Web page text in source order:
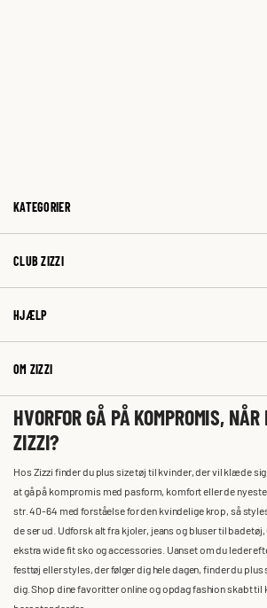
KATEGORIER
CLUB ZIZZI
HJÆLP
OM ZIZZI
HVORFOR GÅ PÅ KOMPROMIS,
ZIZZI?
Hos Zizzi finder du plus size tøj til kvinder, der vil klæde
at gå på kompromis med pasform, komfort eller de
str. 40-64 med forståelse for den kvindelige krop, så
de ser ud. Udforsk alt fra kjoler, jeans og bluser til
ekstra wide fit sko og accessories. Uanset om du leder
festtøj eller styles, der følger dig hele dagen, finder du
dig. Shop dine favoritter online og opdag fashion skabt til